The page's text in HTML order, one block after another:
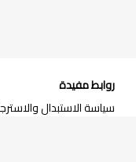
روابط مفيدة
سياسة الاستبدال